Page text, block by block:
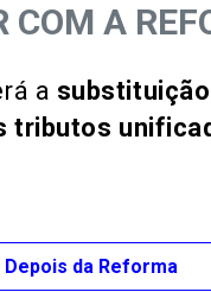
COM A
a
tributos
Depois da Reforma